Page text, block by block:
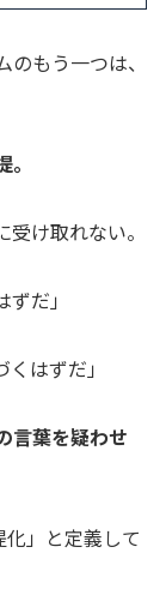
もう一つは、
け取れない。
だ」
はずだ」
言葉を疑わせ
」と定義して